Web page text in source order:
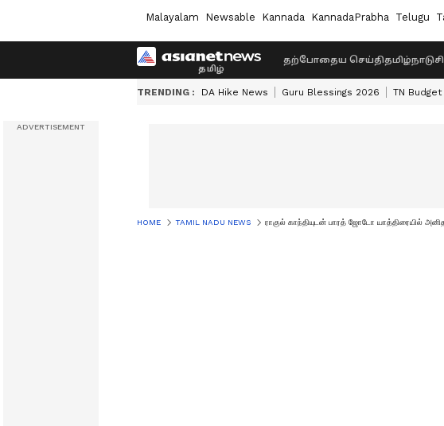
Malayalam Newsable Kannada KannadaPrabha Telugu
தற்போதைய செய்திதமிழ்நாடு
TRENDING : DA Hike News Guru Blessings 2026 TN
HOME TAMIL NADU NEWS ராகுல் காந்தியுடன் பாரத் ஜோடோ யாத்திரையில்